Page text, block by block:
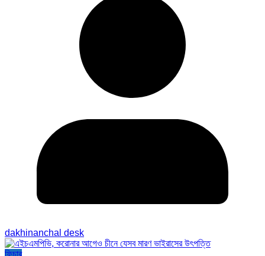
dakhinanchal desk
ফিচার